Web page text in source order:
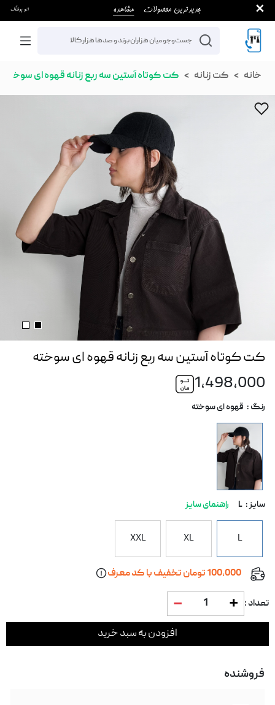
خانه کت زنانه کت کوتاه آستین سه ربع زنانه قهوه ای سوخته
کت کوتاه آستین سه ربع زنانه قهوه ای سوخته
1,498,000
رنگ : قهوه ای سوخته
سایز : L راهنمای سایز
L
XL
XXL
100,000 تومان تخفیف با کد معرف
تعداد : 1
افزودن به سبد خرید
فروشنده